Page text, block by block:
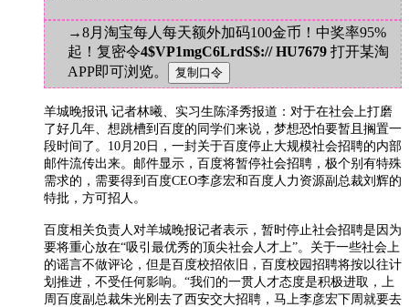
→8月淘宝每人每天额外加码100金币！中奖率95%
起！复密令4$VP1mgC6LrdS$:// HU7679 打开某淘
APP即可浏览。
羊城晚报讯 记者林曦、实习生陈泽秀报道：对于在社会上打磨
了好几年、想跳槽到百度的同学们来说，梦想恐怕要暂且搁置一
段时间了。10月20日，一封关于百度停止大规模社会招聘的内部
邮件流传出来。邮件显示，百度将暂停社会招聘，极个别有特殊
需求的，需要得到百度CEO李彦宏和百度人力资源副总裁刘辉的
特批，方可招人。
百度相关负责人对羊城晚报记者表示，暂时停止社会招聘是因为
要将重心放在“吸引最优秀的顶尖社会人才上”。关于一些社会上
的谣言不做评论，但是百度校招依旧，百度校园招聘将按以往计
划推进，不受任何影响。“我们的一贯人才态度是积极进取，上
周百度副总裁朱光刚去了西安交大招聘，马上李彦宏下周就要去